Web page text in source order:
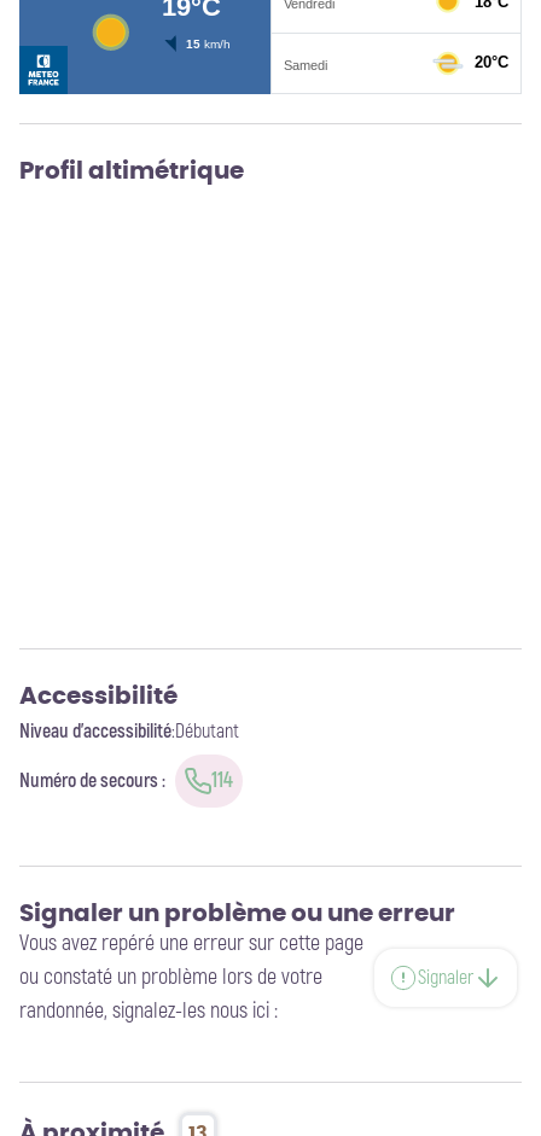
Profil altimétrique
Accessibilité
Niveau d'accessibilité:Débutant
Numéro de secours: 114
Signaler un problème ou une erreur
Vous avez repéré une erreur sur cette page
ou constaté un problème lors de votre
randonnée, signalez-les nous ici :
Signaler
13